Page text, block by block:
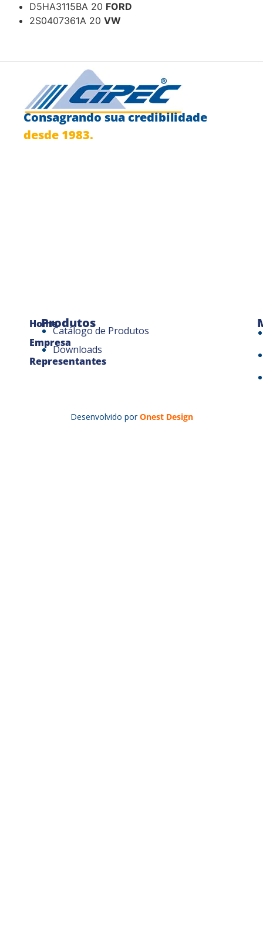
D5HA3115BA 20 FORD
2S0407361A 20 VW
Consagrando sua credibilidade
desde 1983.
Home
Empresa
Representantes
Produtos
Catálogo de Produtos
Downloads
Desenvolvido por Onest Design